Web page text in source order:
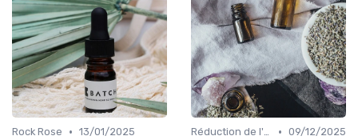
Rock Rose • 13/01/2025
Réduction de l'anxiété • 09/12/2025